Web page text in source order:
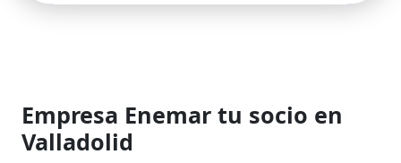
Empresa Enemar tu socio en
Valladolid